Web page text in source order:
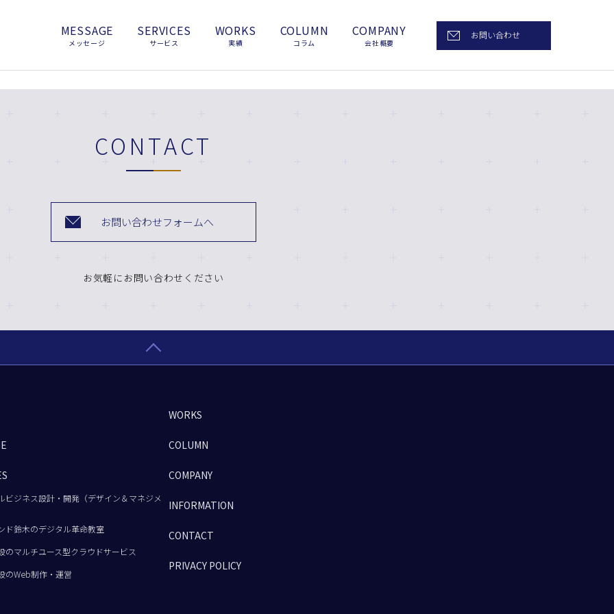
MESSAGE
メッセージ
SERVICES
サービス
WORKS
実績
COLUMN
コラム
COMPANY
会社概要
お問い合わせ
CONTACT
お問い合わせフォームへ
お気軽にお問い合わせください
ビジネス設計・開発（デザイン＆マネジメ
ド鈴木のデジタル革命教室
のマルチユース型クラウドサービス
のWeb制作・運営
WORKS
COLUMN
COMPANY
INFORMATION
CONTACT
PRIVACY POLICY